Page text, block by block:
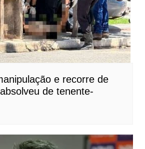
e recorre de
de tenente-